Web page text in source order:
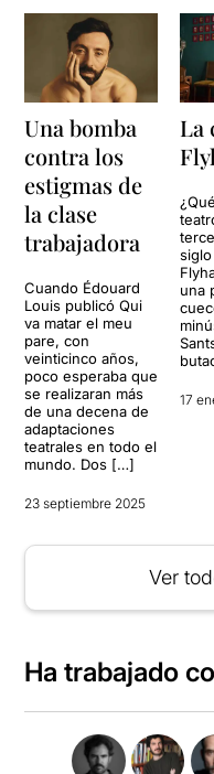
Una bomba
contra los
estigmas de
la clase
trabajadora
Cuando Édouard
Louis publicó Qui
va matar el meu
pare, con
veinticinco años,
poco esperaba que
se realizaran más
de una decena de
adaptaciones
teatrales en todo el
mundo. Dos […]
23 septiembre 2025
La
una
17
Ver
Ha trabajado